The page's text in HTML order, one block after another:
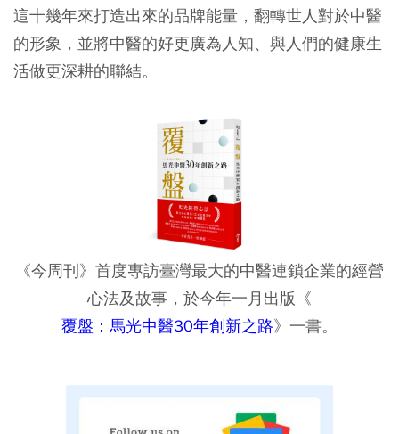
這十幾年來打造出來的品牌能量，翻轉世人對於中醫
的形象，並將中醫的好更廣為人知、與人們的健康生
活做更深耕的聯結。
《今周刊》首度專訪臺灣最大的中醫連鎖企業的經營
心法及故事，於今年一月出版《
覆盤：馬光中醫30年創新之路》一書。